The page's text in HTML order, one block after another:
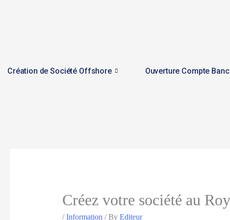
Création de Société Offshore Ouverture Compte
Créez votre société au
/Information / By Editeur